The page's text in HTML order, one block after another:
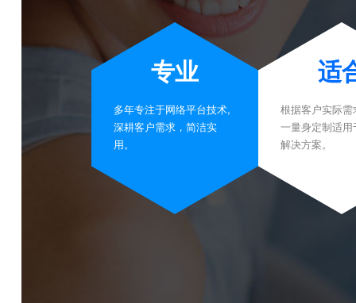
专业
多年专注于网络平台技术,
深耕客户需求，简洁实
用。
适
根据客户实际
一量身定制适
解决方案。